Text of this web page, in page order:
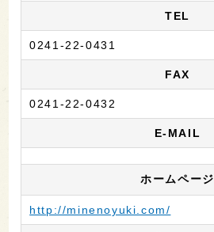
TEL
0241-22-0431
FAX
0241-22-0432
E-MAIL
ホームページ
http://minenoyuki.com/